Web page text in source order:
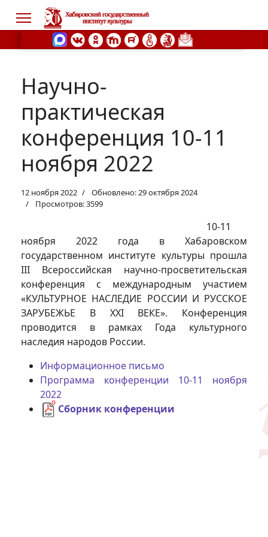
Научно-
практическая
конференция 10-11
ноября 2022
12 ноября 2022
Обновлено: 29 октября 2024
Просмотров: 3599
10-11
ноября 2022 года в Хабаровском
государственном институте культуры прошла
III Всероссийская научно-просветительская
конференция с международным участием
«КУЛЬТУРНОЕ НАСЛЕДИЕ РОССИИ И РУССКОЕ
ЗАРУБЕЖЬЕ В XXI ВЕКЕ». Конференция
проводится в рамках Года культурного
наследия народов России.
Информационное письмо
Программа конференции 10-11 ноября
2022
Сборник конференции